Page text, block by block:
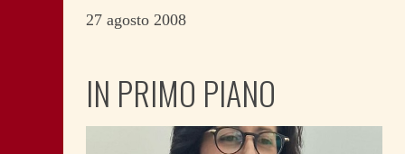
27 agosto 2008
IN PRIMO PIANO